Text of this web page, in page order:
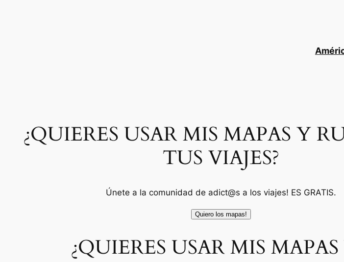
¿QUIERES USAR MIS MAPAS Y
TUS VIAJES?
Únete a la comunidad de adict@s a los viajes! ES GRATIS.
¿QUIERES USAR MIS